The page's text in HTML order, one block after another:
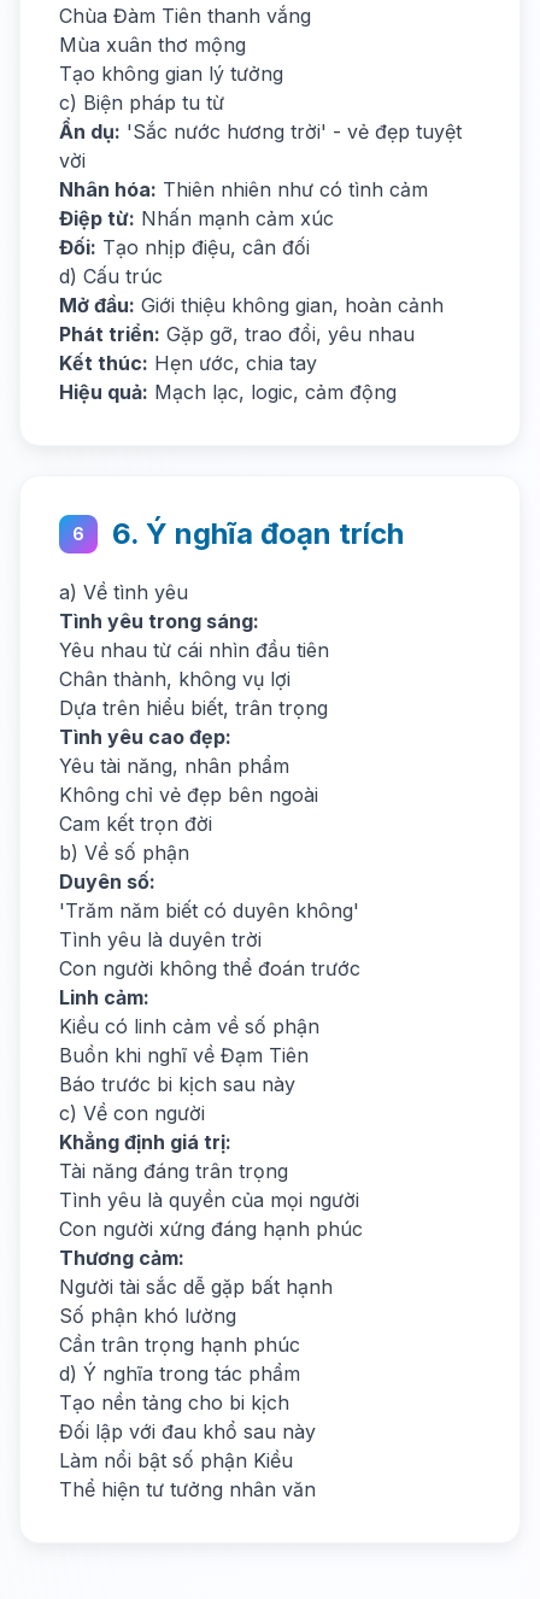
Chùa Đàm Tiên thanh vắng
Mùa xuân thơ mộng
Tạo không gian lý tưởng
c) Biện pháp tu từ
Ẩn dụ: 'Sắc nước hương trời' - vẻ đẹp tuyệt
vời
Nhân hóa: Thiên nhiên như có tình cảm
Điệp từ: Nhấn mạnh cảm xúc
Đối: Tạo nhịp điệu, cân đối
d) Cấu trúc
Mở đầu: Giới thiệu không gian, hoàn cảnh
Phát triển: Gặp gỡ, trao đổi, yêu nhau
Kết thúc: Hẹn ước, chia tay
Hiệu quả: Mạch lạc, logic, cảm động
6 6. Ý nghĩa đoạn trích
a) Về tình yêu
Tình yêu trong sáng:
Yêu nhau từ cái nhìn đầu tiên
Chân thành, không vụ lợi
Dựa trên hiểu biết, trân trọng
Tình yêu cao đẹp:
Yêu tài năng, nhân phẩm
Không chỉ vẻ đẹp bên ngoài
Cam kết trọn đời
b) Về số phận
Duyên số:
'Trăm năm biết có duyên không'
Tình yêu là duyên trời
Con người không thể đoán trước
Linh cảm:
Kiều có linh cảm về số phận
Buồn khi nghĩ về Đạm Tiên
Báo trước bi kịch sau này
c) Về con người
Khẳng định giá trị:
Tài năng đáng trân trọng
Tình yêu là quyền của mọi người
Con người xứng đáng hạnh phúc
Thương cảm:
Người tài sắc dễ gặp bất hạnh
Số phận khó lường
Cần trân trọng hạnh phúc
d) Ý nghĩa trong tác phẩm
Tạo nền tảng cho bi kịch
Đối lập với đau khổ sau này
Làm nổi bật số phận Kiều
Thể hiện tư tưởng nhân văn